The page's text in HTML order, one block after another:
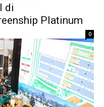
di
Platinum
0